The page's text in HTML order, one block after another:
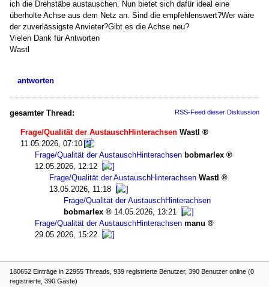
ich die Drehstäbe austauschen. Nun bietet sich dafür ideal eine
überholte Achse aus dem Netz an. Sind die empfehlenswert?Wer wäre
der zuverlässigste Anvieter?Gibt es die Achse neu?
Vielen Dank für Antworten
Wastl
antworten
gesamter Thread: RSS-Feed dieser Diskussion
Frage/Qualität der AustauschHinterachsen Wastl
11.05.2026, 07:10
Frage/Qualität der AustauschHinterachsen bobmarlex
12.05.2026, 12:12
Frage/Qualität der AustauschHinterachsen Wastl
13.05.2026, 11:18
Frage/Qualität der AustauschHinterachsen
bobmarlex
14.05.2026, 13:21
Frage/Qualität der AustauschHinterachsen manu
29.05.2026, 15:22
180652 Einträge in 22955 Threads, 939 registrierte Benutzer, 390 Benutzer online (0
registrierte, 390 Gäste)